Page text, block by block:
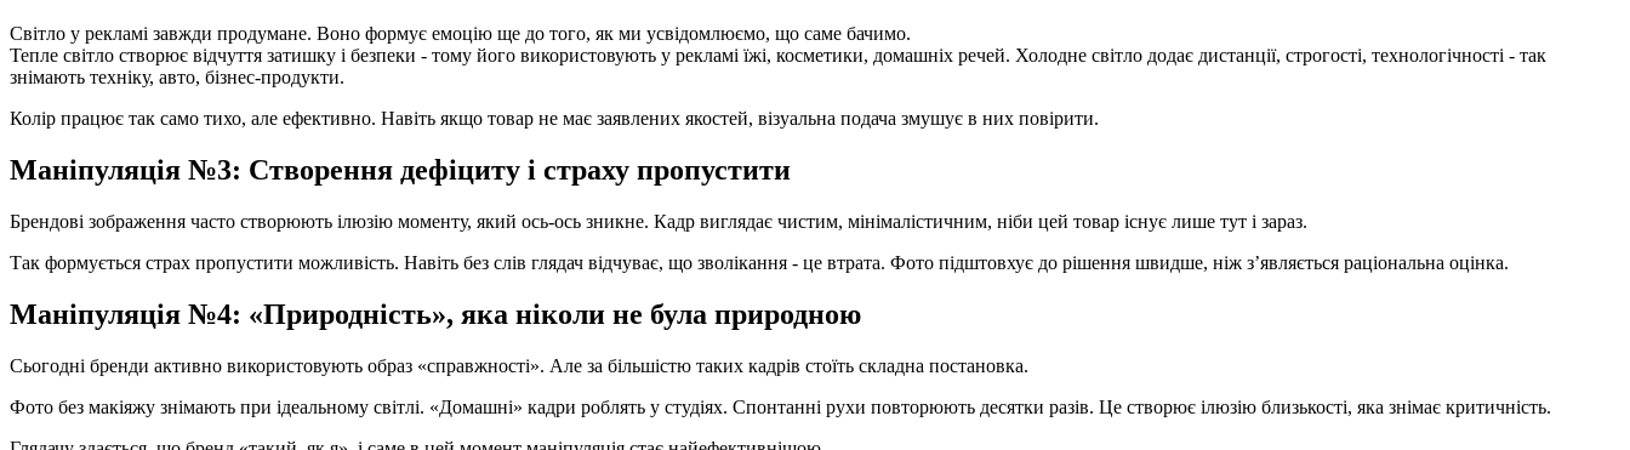
Світло у рекламі завжди продумане. Воно формує емоцію ще до того, як ми усвідомлюємо, що саме бачимо.
Тепле світло створює відчуття затишку і безпеки - тому його використовують у рекламі їжі, косметики, домашніх речей. Холодне світло додає дистанції, строгості, технологічності - так
знімають техніку, авто, бізнес-продукти.
Колір працює так само тихо, але ефективно. Навіть якщо товар не має заявлених якостей, візуальна подача змушує в них повірити.
Маніпуляція №3: Створення дефіциту і страху пропустити
Брендові зображення часто створюють ілюзію моменту, який ось-ось зникне. Кадр виглядає чистим, мінімалістичним, ніби цей товар існує лише тут і зараз.
Так формується страх пропустити можливість. Навіть без слів глядач відчуває, що зволікання - це втрата. Фото підштовхує до рішення швидше, ніж з’являється раціональна оцінка.
Маніпуляція №4: «Природність», яка ніколи не була природною
Сьогодні бренди активно використовують образ «справжності». Але за більшістю таких кадрів стоїть складна постановка.
Фото без макіяжу знімають при ідеальному світлі. «Домашні» кадри роблять у студіях. Спонтанні рухи повторюють десятки разів. Це створює ілюзію близькості, яка знімає критичність.